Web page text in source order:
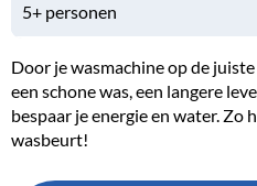
5+ personen
Door je wasmachine op de
een schone was, een langere
bespaar je energie en water. Zo
wasbeurt!